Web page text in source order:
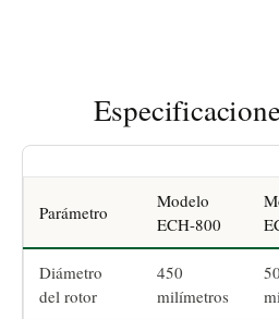
Parámetro
Modelo
ECH-800
Diámetro
del rotor
450
milímetros